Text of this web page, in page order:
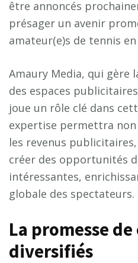
être annoncés
présager un avenir
amateur(e)s de tennis en
Amaury Media, qui gère
des espaces
joue un rôle clé dans
expertise permettra
les revenus
créer des opportunités
intéressantes,
globale des spectateurs.
La promesse
diversifiés